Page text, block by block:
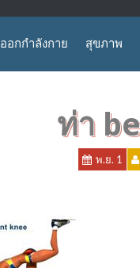
ออกกำลังกาย สุขภาพ
ท่า
พ.ย. 1